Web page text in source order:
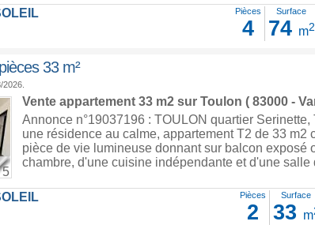
Pièces
4
Surface
74 m2
33 m²
5
Vente appartement 33 m2 sur Toulon ( 83000 -
Annonce n°19037196 : TOULON quartier Serinette,
une résidence au calme, appartement T2 de 33 m2
pièce de vie lumineuse donnant sur balcon exposé
chambre, d'une cuisine indépendante et d'une salle
Pièces
2
Surface
33 m